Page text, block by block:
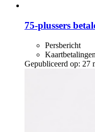
75-plussers
Persbericht
Kaartbetalingen
Gepubliceerd op: 27